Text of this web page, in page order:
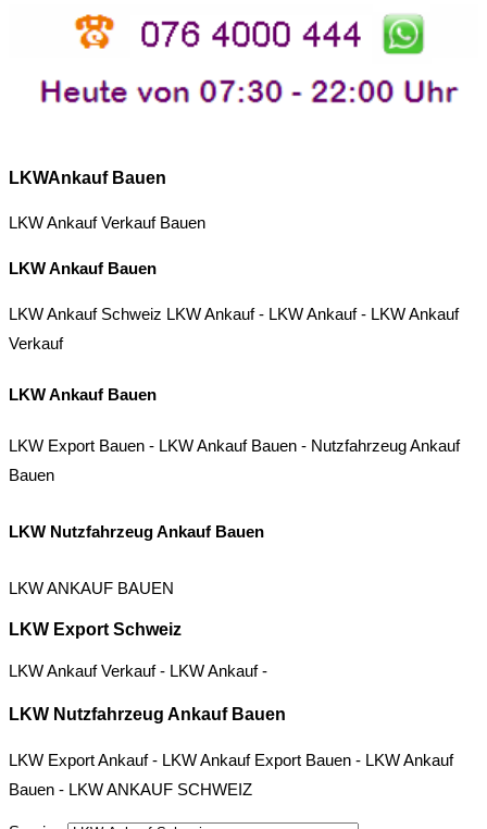
LKWAnkauf Bauen
LKW Ankauf Verkauf Bauen
LKW Ankauf Bauen
LKW Ankauf Schweiz LKW Ankauf- LKW Ankauf- LKW Ankauf
Verkauf
LKW Ankauf Bauen
LKW Export Bauen - LKW Ankauf Bauen - Nutzfahrzeug Ankauf
Bauen
LKW Nutzfahrzeug Ankauf Bauen
LKW ANKAUF BAUEN
LKW Export Schweiz
LKW Ankauf Verkauf- LKW Ankauf-
LKW Nutzfahrzeug Ankauf Bauen
LKW Export Ankauf- LKW Ankauf Export Bauen - LKW Ankauf
Bauen - LKW ANKAUF SCHWEIZ